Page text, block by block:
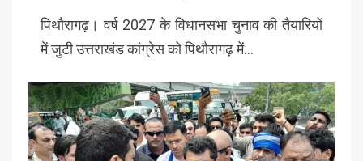
पिथौरागढ़। वर्ष 2027 के विधानसभा चुनाव की तैयारियों
में जुटी उत्तराखंड कांग्रेस को पिथौरागढ़ में…